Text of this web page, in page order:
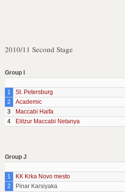
2010/11 Second Stage
Group I
1
St. Petersburg
2
Academic
3
Maccabi Haifa
4
Elitzur Maccabi Netanya
Group J
1
KK Krka Novo mesto
2
Pinar Karsiyaka